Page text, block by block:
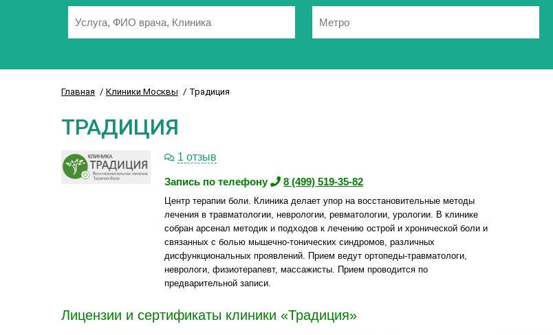
Главная Клиники Москвы Традиция
ТРАДИЦИЯ
1 отзыв
Запись по телефону 8 (499) 519-35-82
Центр терапии боли. Клиника делает упор на восстановительные методы
лечения в травматологии, неврологии, ревматологии, урологии. В клинике
собран арсенал методик и подходов к лечению острой и хронической боли и
связанных с болью мышечно-тонических синдромов, различных
дисфункциональных проявлений. Прием ведут ортопеды-травматологи,
неврологи, физиотерапевт, массажисты. Прием проводится по
предварительной записи.
Лицензии и сертификаты клиники «Традиция»